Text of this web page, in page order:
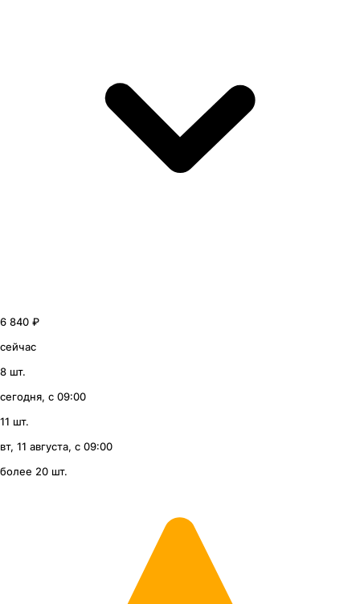
6 840 ₽
сейчас
8 шт.
сегодня, с 09:00
11 шт.
вт, 11 августа, с 09:00
более 20 шт.